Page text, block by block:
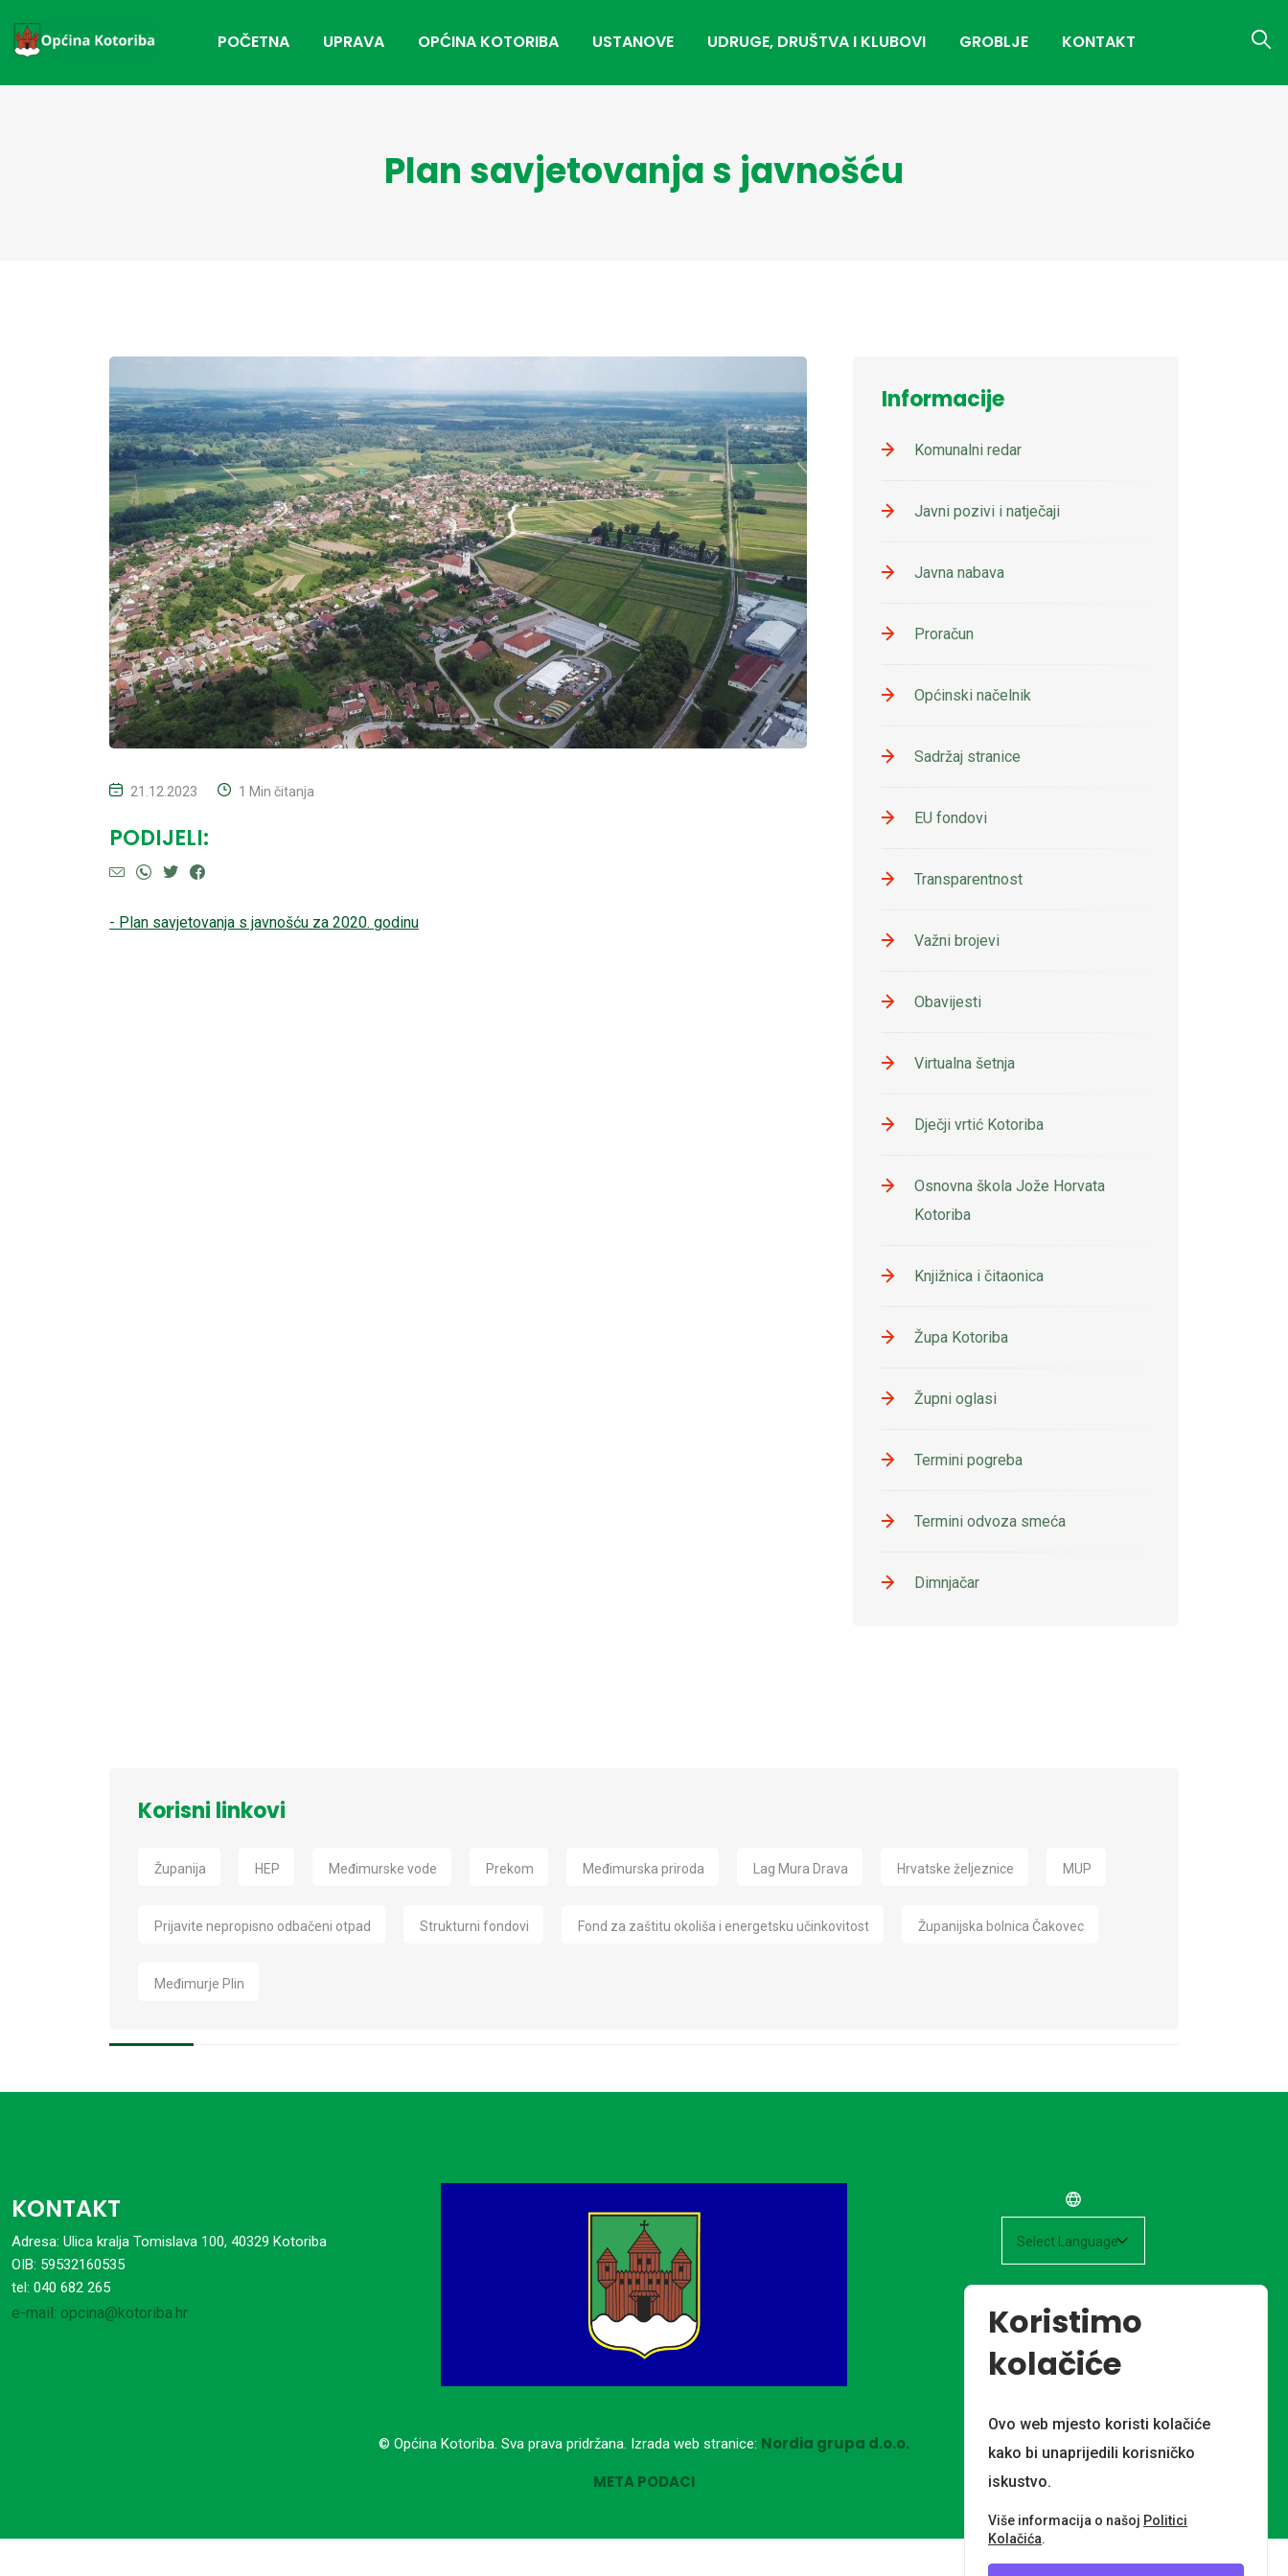
POČETNA UPRAVA OPĆINA KOTORIBA USTANOVE UDRUGE, DRUŠTVA I KLUBOVI GROBLJE KONTAKT
Plan savjetovanja s javnošću
21.12.2023 1 Min čitanja
PODIJELI:
- Plan savjetovanja s javnošću za 2020. godinu
Informacije
Komunalni redar
Javni pozivi i natječaji
Javna nabava
Proračun
Općinski načelnik
Sadržaj stranice
EU fondovi
Transparentnost
Važni brojevi
Obavijesti
Virtualna šetnja
Dječji vrtić Kotoriba
Osnovna škola Jože Horvata
Kotoriba
Knjižnica i čitaonica
Župa Kotoriba
Župni oglasi
Termini pogreba
Termini odvoza smeća
Dimnjačar
Korisni linkovi
Županija HEP Međimurske vode Prekom Međimurska priroda Lag Mura Drava Hrvatske željeznice MUP
Prijavite nepropisno odbačeni otpad Strukturni fondovi Fond za zaštitu okoliša i energetsku učinkovitost Županijska bolnica Čakovec
Međimurje Plin
KONTAKT
Adresa: Ulica kralja Tomislava 100, 40329 Kotoriba
OIB: 59532160535
tel: 040 682 265
e-mail: opcina@kotoriba.hr
© Općina Kotoriba. Sva prava pridržana. Izrada web stranice: Nordia grupa d.o.o.
META PODACI
Koristimo
kolačiće
Ovo web mjesto koristi kolačiće
kako bi unaprijedili korisničko
iskustvo.
Više informacija o našoj Politici
Kolačića.